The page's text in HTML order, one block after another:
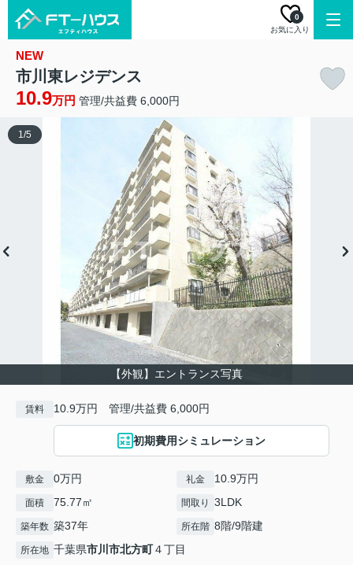
お気に入り
0
NEW
市川東レジデンス
10.9万円 管理/共益費 6,000円
【外観】エントランス写真
1/5
賃料 10.9万円 管理/共益費 6,000円
初期費用シミュレーション
敷金 0万円 礼金 10.9万円
面積 75.77㎡ 間取り 3LDK
築年数 築37年 所在階 8階/9階建
所在地 千葉県市川市北方町４丁目